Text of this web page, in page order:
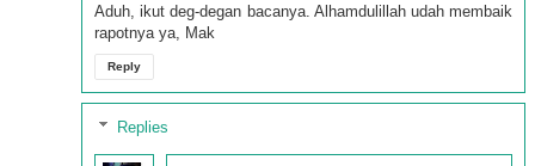
Aduh, ikut deg-degan bacanya. Alhamdulillah udah membaik
rapotnya ya, Mak
Reply
Replies